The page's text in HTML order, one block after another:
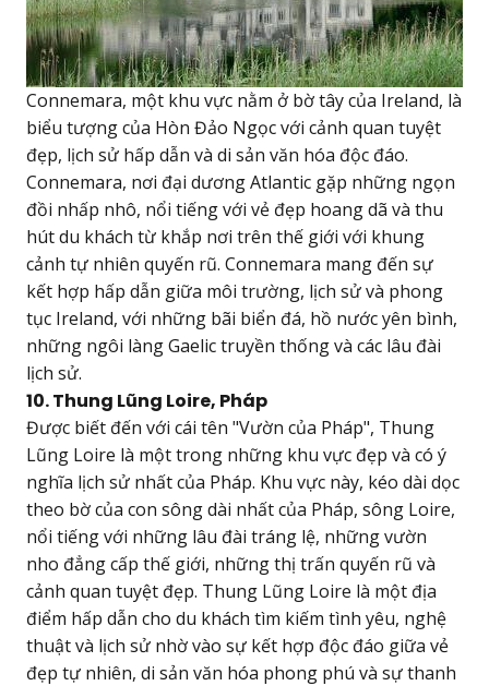
Connemara, một khu vực nằm ở bờ tây của Ireland, là
biểu tượng của Hòn Đảo Ngọc với cảnh quan tuyệt
đẹp, lịch sử hấp dẫn và di sản văn hóa độc đáo.
Connemara, nơi đại dương Atlantic gặp những ngọn
đồi nhấp nhô, nổi tiếng với vẻ đẹp hoang dã và thu
hút du khách từ khắp nơi trên thế giới với khung
cảnh tự nhiên quyến rũ. Connemara mang đến sự
kết hợp hấp dẫn giữa môi trường, lịch sử và phong
tục Ireland, với những bãi biển đá, hồ nước yên bình,
những ngôi làng Gaelic truyền thống và các lâu đài
lịch sử.
10. Thung Lũng Loire, Pháp
Được biết đến với cái tên "Vườn của Pháp", Thung
Lũng Loire là một trong những khu vực đẹp và có ý
nghĩa lịch sử nhất của Pháp. Khu vực này, kéo dài dọc
theo bờ của con sông dài nhất của Pháp, sông Loire,
nổi tiếng với những lâu đài tráng lệ, những vườn
nho đẳng cấp thế giới, những thị trấn quyến rũ và
cảnh quan tuyệt đẹp. Thung Lũng Loire là một địa
điểm hấp dẫn cho du khách tìm kiếm tình yêu, nghệ
thuật và lịch sử nhờ vào sự kết hợp độc đáo giữa vẻ
đẹp tự nhiên, di sản văn hóa phong phú và sự thanh